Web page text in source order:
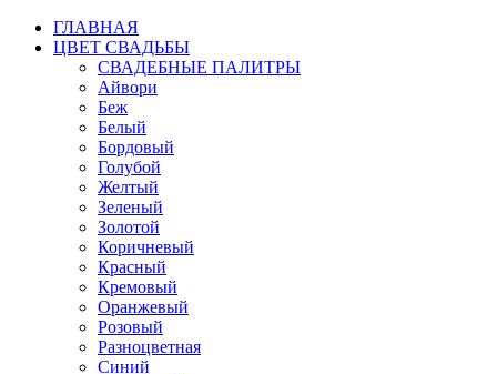
ГЛАВНАЯ
ЦВЕТ СВАДЬБЫ
СВАДЕБНЫЕ ПАЛИТРЫ
Айвори
Беж
Белый
Бордовый
Голубой
Желтый
Зеленый
Золотой
Коричневый
Красный
Кремовый
Оранжевый
Розовый
Разноцветная
Синий